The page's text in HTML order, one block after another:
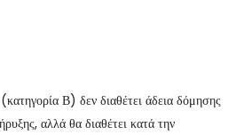
Β) δεν διαθέτει άδεια δόμησης
αλλά θα διαθέτει κατά την